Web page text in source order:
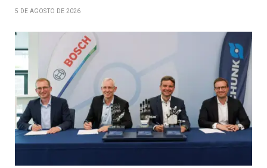
5 DE AGOSTO DE 2026